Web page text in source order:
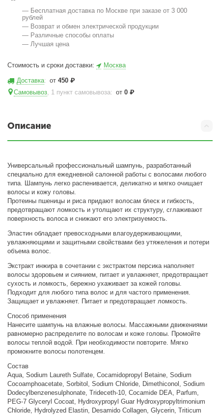
— Бесплатная доставка по Москве при заказе от 3 000
рублей
— Возврат и обмен электрической продукции
— Различные способы оплаты
— Лучшая цена
Стоимость и сроки доставки: Москва
Доставка: от450 ₽
Самовывоз, 1 пункт самовывоза: от0 ₽
Описание
Универсальный профессиональный шампунь, разработанный
специально для ежедневной салонной работы с волосами любого
типа. Шампунь легко распенивается, деликатно и мягко очищает
волосы и кожу головы.
Протеины пшеницы и риса придают волосам блеск и гибкость,
предотвращают ломкость и утолщают их структуру, сглаживают
поверхность волоса и снижают его электризуемость.
Эластин обладает превосходными влагоудерживающими,
увлажняющими и защитными свойствами без утяжеления и потери
объема волос.
Экстракт инжира в сочетании с экстрактом персика наполняет
волосы здоровьем и сиянием, питает и увлажняет, предотвращает
сухость и ломкость, бережно ухаживает за кожей головы.
Подходит для любого типа волос и для частого применения.
Защищает и увлажняет. Питает и предотвращает ломкость.
Способ применения
Нанесите шампунь на влажные волосы. Массажными движениями
равномерно распределите по волосам и коже головы. Промойте
волосы теплой водой. При необходимости повторите. Мягко
промокните волосы полотенцем.
Состав
Aqua, Sodium Laureth Sulfate, Cocamidopropyl Betaine, Sodium
Cocoamphoacetate, Sorbitol, Sodium Chloride, Dimethiconol, Sodium
Dodecylbenzenesulphonate, Trideceth-10, Cocamide DEA, Parfum,
PEG-7 Glyceryl Cocoat, Hydroxypropyl Guar Hydroxypropyltrimonium
Chloride, Hydrolyzed Elastin, Desamido Collagen, Glycerin, Triticum